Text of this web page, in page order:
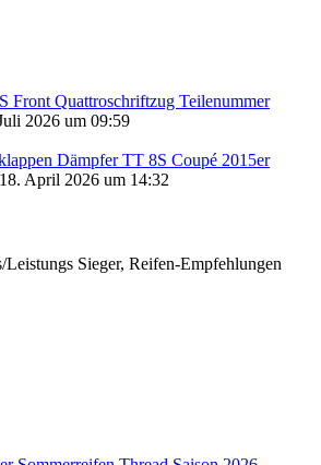
Front Quattroschriftzug Teilenummer
2026 um 09:59
Dämpfer TT 8S Coupé 2015er
18. April 2026 um 14:32
Leistungs Sieger, Reifen-Empfehlungen